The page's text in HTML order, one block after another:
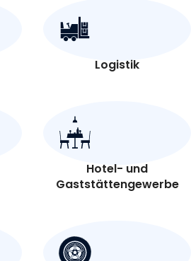
Logistik
Hotel- und
Gaststättengewerbe